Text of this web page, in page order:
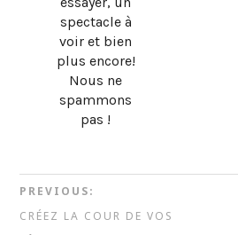
spectacle à
voir et bien
plus encore!
Nous ne
spammons
pas !
PREVIOUS:
CRÉEZ LA COUR DE VOS